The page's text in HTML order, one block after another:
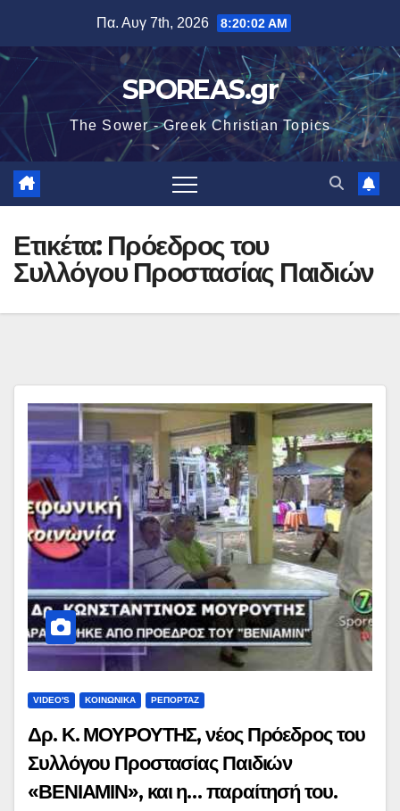
περιεχόμενο
Πα. Αυγ 7th, 2026 8:20:02 AM
SPOREAS.gr
The Sower - Greek Christian Topics
Ετικέτα: Πρόεδρος του
Συλλόγου Προστασίας Παιδιών
VIDEO'S ΚΟΙΝΩΝΙΚΑ ΡΕΠΟΡΤΑΖ
Δρ. Κ. ΜΟΥΡΟΥΤΗΣ, νέος Πρόεδρος του
Συλλόγου Προστασίας Παιδιών
«ΒΕΝΙΑΜΙΝ», και η… παραίτησή του.